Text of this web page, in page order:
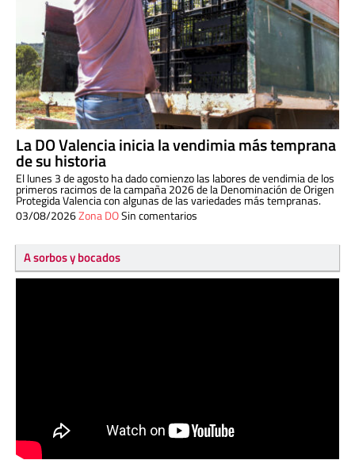
La DO Valencia inicia la vendimia más temprana
de su historia
El lunes 3 de agosto ha dado comienzo las labores de vendimia de los
primeros racimos de la campaña 2026 de la Denominación de Origen
Protegida Valencia con algunas de las variedades más tempranas.
03/08/2026Zona DOSin comentarios
A sorbos y bocados